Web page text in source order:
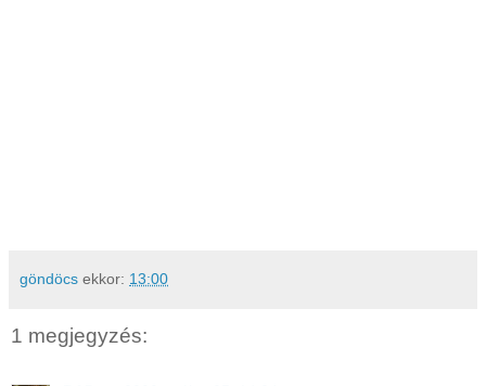
göndöcs ekkor: 13:00
1 megjegyzés: